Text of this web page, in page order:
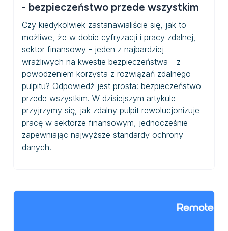
- bezpieczeństwo przede wszystkim
Czy kiedykolwiek zastanawialiście się, jak to
możliwe, że w dobie cyfryzacji i pracy zdalnej,
sektor finansowy - jeden z najbardziej
wrażliwych na kwestie bezpieczeństwa - z
powodzeniem korzysta z rozwiązań zdalnego
pulpitu? Odpowiedź jest prosta: bezpieczeństwo
przede wszystkim. W dzisiejszym artykule
przyjrzymy się, jak zdalny pulpit rewolucjonizuje
pracę w sektorze finansowym, jednocześnie
zapewniając najwyższe standardy ochrony
danych.